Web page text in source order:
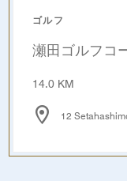
ゴルフ
瀬田ゴルフコ
14.0 KM
12